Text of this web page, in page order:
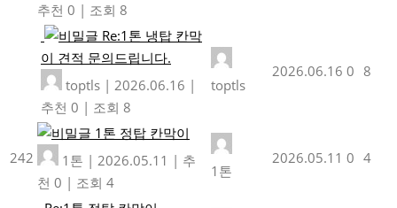
추천 0 | 조회 8
Re:1톤 냉탑 칸막
이 견적 문의드립니다.
toptls | 2026.06.16 |
추천 0 | 조회 8
toptls
2026.06.16 0 8
242
1톤 정탑 칸막이
1톤 | 2026.05.11 | 추
천 0 | 조회 4
1톤
2026.05.11 0 4